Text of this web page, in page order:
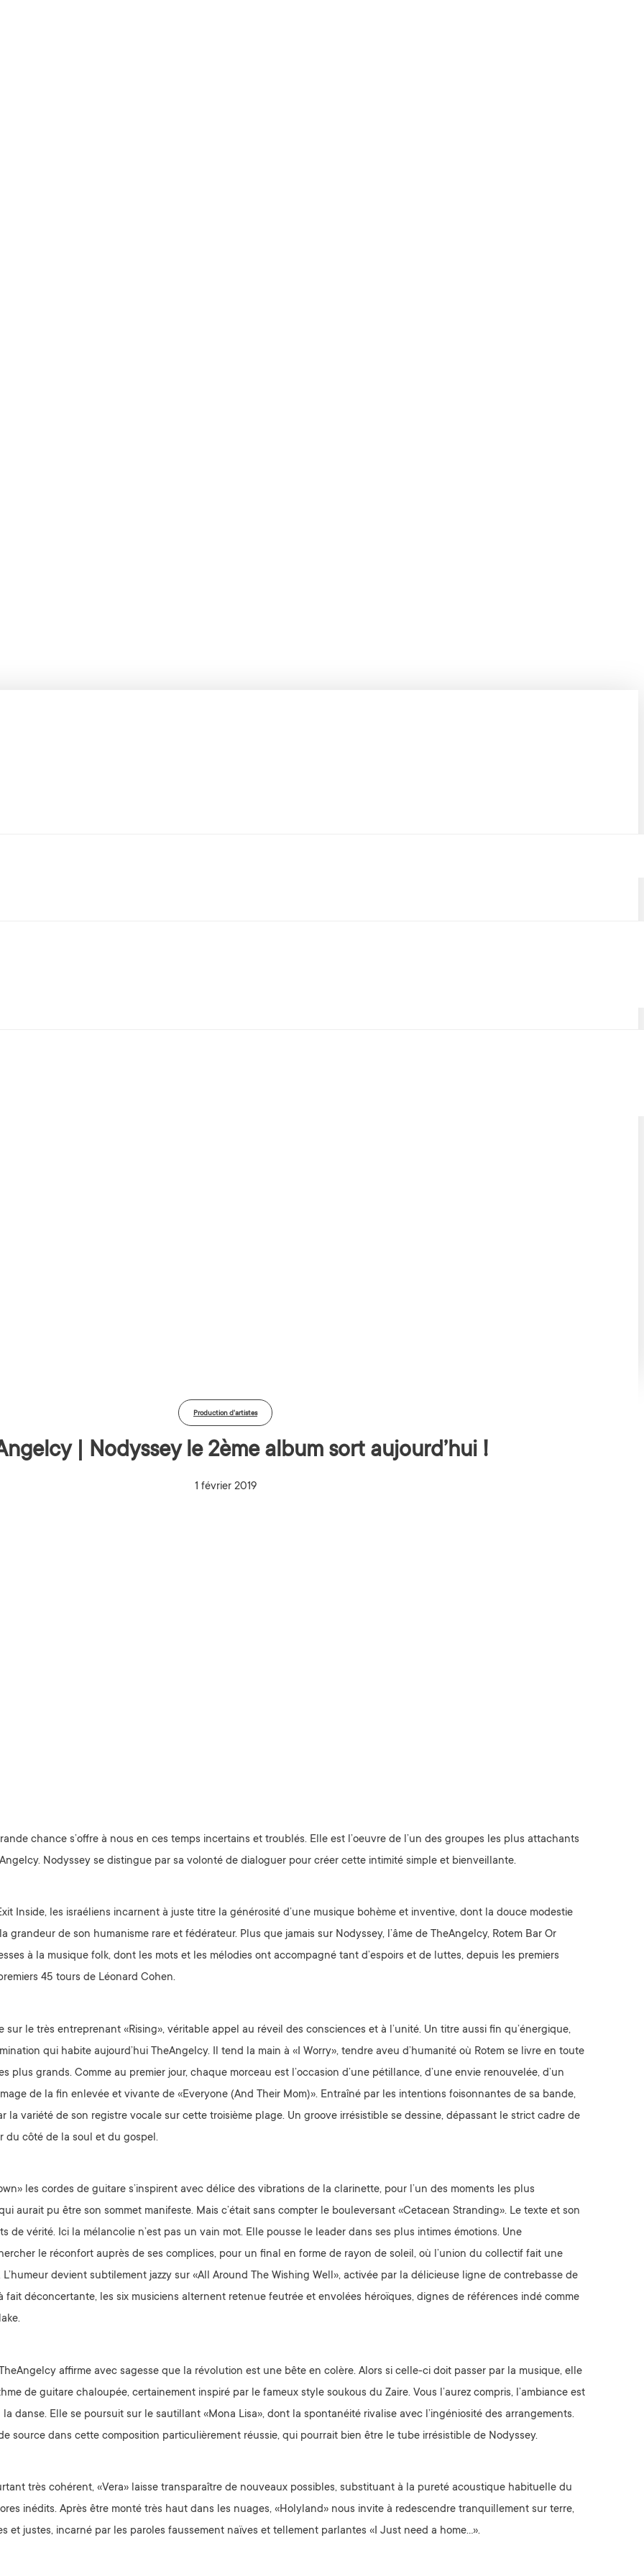
Production d'artistes
| Nodyssey le 2ème album sort aujourd’hui !
1 février 2019
chance s’offre à nous en ces temps incertains et troublés. Elle est l’oeuvre de l’un des groupes les plus attachants
Nodyssey se distingue par sa volonté de dialoguer pour créer cette intimité simple et bienveillante.
Inside, les israéliens incarnent à juste titre la générosité d’une musique bohème et inventive, dont la douce modestie
grandeur de son humanisme rare et fédérateur. Plus que jamais sur Nodyssey, l’âme de TheAngelcy, Rotem Bar Or
à la musique folk, dont les mots et les mélodies ont accompagné tant d’espoirs et de luttes, depuis les premiers
45 tours de Léonard Cohen.
sur le très entreprenant «Rising», véritable appel au réveil des consciences et à l’unité. Un titre aussi fin qu’énergique,
qui habite aujourd’hui TheAngelcy. Il tend la main à «I Worry», tendre aveu d’humanité où Rotem se livre en toute
plus grands. Comme au premier jour, chaque morceau est l’occasion d’une pétillance, d’une envie renouvelée, d’un
de la fin enlevée et vivante de «Everyone (And Their Mom)». Entraîné par les intentions foisonnantes de sa bande,
la variété de son registre vocale sur cette troisième plage. Un groove irrésistible se dessine, dépassant le strict cadre de
du côté de la soul et du gospel.
les cordes de guitare s’inspirent avec délice des vibrations de la clarinette, pour l’un des moments les plus
aurait pu être son sommet manifeste. Mais c’était sans compter le bouleversant «Cetacean Stranding». Le texte et son
de vérité. Ici la mélancolie n’est pas un vain mot. Elle pousse le leader dans ses plus intimes émotions. Une
le réconfort auprès de ses complices, pour un final en forme de rayon de soleil, où l’union du collectif fait une
devient subtilement jazzy sur «All Around The Wishing Well», activée par la délicieuse ligne de contrebasse de
fait déconcertante, les six musiciens alternent retenue feutrée et envolées héroïques, dignes de références indé comme
affirme avec sagesse que la révolution est une bête en colère. Alors si celle-ci doit passer par la musique, elle
de guitare chaloupée, certainement inspiré par le fameux style soukous du Zaire. Vous l’aurez compris, l’ambiance est
danse. Elle se poursuit sur le sautillant «Mona Lisa», dont la spontanéité rivalise avec l’ingéniosité des arrangements.
source dans cette composition particulièrement réussie, qui pourrait bien être le tube irrésistible de Nodyssey.
très cohérent, «Vera» laisse transparaître de nouveaux possibles, substituant à la pureté acoustique habituelle du
inédits. Après être monté très haut dans les nuages, «Holyland» nous invite à redescendre tranquillement sur terre,
et justes, incarné par les paroles faussement naïves et tellement parlantes «I Just need a home…».